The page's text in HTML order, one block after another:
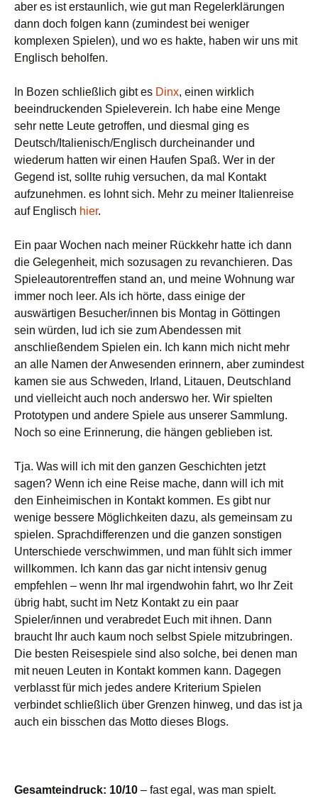
aber es ist erstaunlich, wie gut man Regelerklärungen
dann doch folgen kann (zumindest bei weniger
komplexen Spielen), und wo es hakte, haben wir uns mit
Englisch beholfen.
In Bozen schließlich gibt es Dinx, einen wirklich
beeindruckenden Spieleverein. Ich habe eine Menge
sehr nette Leute getroffen, und diesmal ging es
Deutsch/Italienisch/Englisch durcheinander und
wiederum hatten wir einen Haufen Spaß. Wer in der
Gegend ist, sollte ruhig versuchen, da mal Kontakt
aufzunehmen. es lohnt sich. Mehr zu meiner Italienreise
auf Englisch hier.
Ein paar Wochen nach meiner Rückkehr hatte ich dann
die Gelegenheit, mich sozusagen zu revanchieren. Das
Spieleautorentreffen stand an, und meine Wohnung war
immer noch leer. Als ich hörte, dass einige der
auswärtigen Besucher/innen bis Montag in Göttingen
sein würden, lud ich sie zum Abendessen mit
anschließendem Spielen ein. Ich kann mich nicht mehr
an alle Namen der Anwesenden erinnern, aber zumindest
kamen sie aus Schweden, Irland, Litauen, Deutschland
und vielleicht auch noch anderswo her. Wir spielten
Prototypen und andere Spiele aus unserer Sammlung.
Noch so eine Erinnerung, die hängen geblieben ist.
Tja. Was will ich mit den ganzen Geschichten jetzt
sagen? Wenn ich eine Reise mache, dann will ich mit
den Einheimischen in Kontakt kommen. Es gibt nur
wenige bessere Möglichkeiten dazu, als gemeinsam zu
spielen. Sprachdifferenzen und die ganzen sonstigen
Unterschiede verschwimmen, und man fühlt sich immer
willkommen. Ich kann das gar nicht intensiv genug
empfehlen – wenn Ihr mal irgendwohin fahrt, wo Ihr Zeit
übrig habt, sucht im Netz Kontakt zu ein paar
Spieler/innen und verabredet Euch mit ihnen. Dann
braucht Ihr auch kaum noch selbst Spiele mitzubringen.
Die besten Reisespiele sind also solche, bei denen man
mit neuen Leuten in Kontakt kommen kann. Dagegen
verblasst für mich jedes andere Kriterium Spielen
verbindet schließlich über Grenzen hinweg, und das ist ja
auch ein bisschen das Motto dieses Blogs.
Gesamteindruck: 10/10 – fast egal, was man spielt.